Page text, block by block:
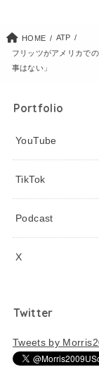
HOME
ATP
フリッツがアメリカで
事はない」
Portfolio
YouTube
TikTok
Podcast
X
Twitter
Tweets by